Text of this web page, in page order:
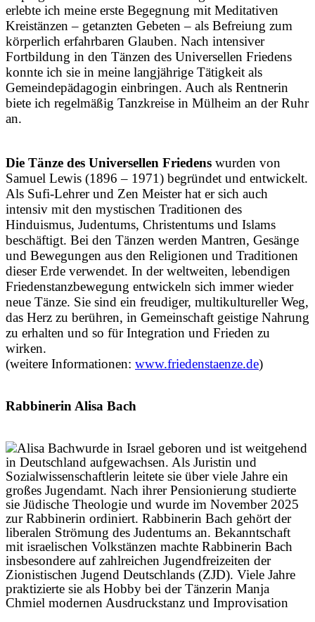
erlebte ich meine erste Begegnung mit Meditativen
Kreistänzen – getanzten Gebeten – als Befreiung zum
körperlich erfahrbaren Glauben. Nach intensiver
Fortbildung in den Tänzen des Universellen Friedens
konnte ich sie in meine langjährige Tätigkeit als
Gemeindepädagogin einbringen. Auch als Rentnerin
biete ich regelmäßig Tanzkreise in Mülheim an der Ruhr
an.
Die Tänze des Universellen Friedens wurden von
Samuel Lewis (1896 – 1971) begründet und entwickelt.
Als Sufi-Lehrer und Zen Meister hat er sich auch
intensiv mit den mystischen Traditionen des
Hinduismus, Judentums, Christentums und Islams
beschäftigt. Bei den Tänzen werden Mantren, Gesänge
und Bewegungen aus den Religionen und Traditionen
dieser Erde verwendet. In der weltweiten, lebendigen
Friedenstanzbewegung entwickeln sich immer wieder
neue Tänze. Sie sind ein freudiger, multikultureller Weg,
das Herz zu berühren, in Gemeinschaft geistige Nahrung
zu erhalten und so für Integration und Frieden zu
wirken.
(weitere Informationen: www.friedenstaenze.de)
Rabbinerin Alisa Bach
wurde in Israel geboren und ist weitgehend
in Deutschland aufgewachsen. Als Juristin und
Sozialwissenschaftlerin leitete sie über viele Jahre ein
großes Jugendamt. Nach ihrer Pensionierung studierte
sie Jüdische Theologie und wurde im November 2025
zur Rabbinerin ordiniert. Rabbinerin Bach gehört der
liberalen Strömung des Judentums an. Bekanntschaft
mit israelischen Volkstänzen machte Rabbinerin Bach
insbesondere auf zahlreichen Jugendfreizeiten der
Zionistischen Jugend Deutschlands (ZJD). Viele Jahre
praktizierte sie als Hobby bei der Tänzerin Manja
Chmiel modernen Ausdruckstanz und Improvisation